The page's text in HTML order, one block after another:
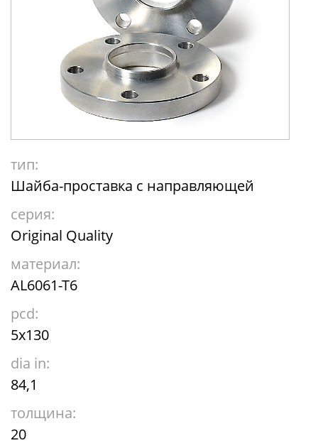
тип:
Шайба-проставка с направляющей
серия:
Original Quality
материал:
AL6061-T6
pcd:
5х130
dia in:
84,1
толщина:
20